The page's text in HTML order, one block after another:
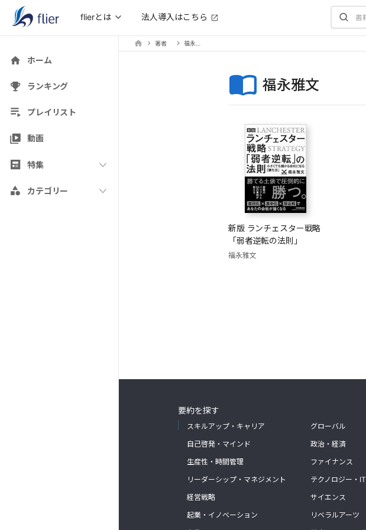
flierとは 法人導入はこちら
ホーム
ランキング
プレイリスト
動画
特集
カテゴリー
著者
福永雅文
新版 ランチェスター戦略
「弱者逆転の法則」
福永雅文
要約を探す
スキルアップ・キャリア
自己啓発・マインド
生産性・時間管理
リーダーシップ・マネジメント
経営戦略
起業・イノベーション
グローバル
政治・経済
ファイナンス
テクノロジー・IT
サイエンス
リベラルアーツ